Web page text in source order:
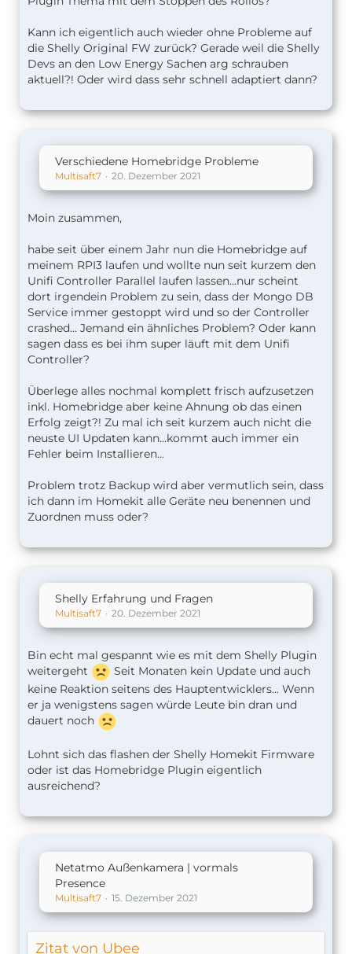
Kann ich eigentlich auch wieder ohne Probleme auf
die Shelly Original FW zurück? Gerade weil die Shelly
Devs an den Low Energy Sachen arg schrauben
aktuell?! Oder wird dass sehr schnell adaptiert dann?
Verschiedene Homebridge Probleme
Multisaft7 20. Dezember 2021
Moin zusammen,
habe seit über einem Jahr nun die Homebridge auf
meinem RPI3 laufen und wollte nun seit kurzem den
Unifi Controller Parallel laufen lassen...nur scheint
dort irgendein Problem zu sein, dass der Mongo DB
Service immer gestoppt wird und so der Controller
crashed... Jemand ein ähnliches Problem? Oder kann
sagen dass es bei ihm super läuft mit dem Unifi
Controller?
Überlege alles nochmal komplett frisch aufzusetzen
inkl. Homebridge aber keine Ahnung ob das einen
Erfolg zeigt?! Zu mal ich seit kurzem auch nicht die
neuste UI Updaten kann...kommt auch immer ein
Fehler beim Installieren...
Problem trotz Backup wird aber vermutlich sein, dass
ich dann im Homekit alle Geräte neu benennen und
Zuordnen muss oder?
Shelly Erfahrung und Fragen
Multisaft7 20. Dezember 2021
Bin echt mal gespannt wie es mit dem Shelly Plugin
weitergeht
Seit Monaten kein Update und auch
keine Reaktion seitens des Hauptentwicklers... Wenn
er ja wenigstens sagen würde Leute bin dran und
dauert noch
Lohnt sich das flashen der Shelly Homekit Firmware
oder ist das Homebridge Plugin eigentlich
ausreichend?
Netatmo Außenkamera | vormals
Presence
Multisaft7 15. Dezember 2021
Zitat von Ubee